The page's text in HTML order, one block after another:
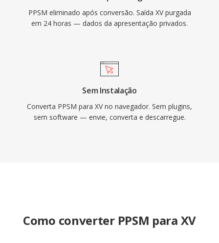
PPSM eliminado após conversão. Saída XV purgada
em 24 horas — dados da apresentação privados.
Sem Instalação
Converta PPSM para XV no navegador. Sem plugins,
sem software — envie, converta e descarregue.
Como converter PPSM para XV